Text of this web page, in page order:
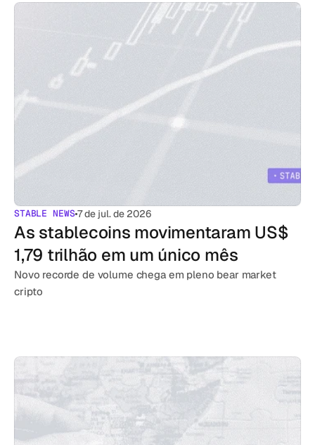
STABLE NEWS7 de jul. de 2026
As stablecoins movimentaram US$
1,79 trilhão em um único mês
Novo recorde de volume chega em pleno bear market
cripto